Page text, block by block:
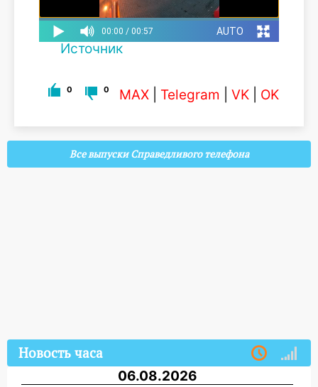
Источник
0 0 MAX Telegram VK OK
Все выпуски Справедливого телефона
Новость часа
06.08.2026